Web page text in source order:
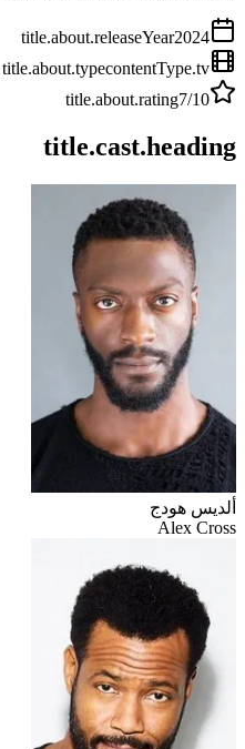
title.about.releaseYear2024
title.about.typecontentType.tv
title.about.rating7/10
title.cast.heading
ألديس هودج
Alex Cross